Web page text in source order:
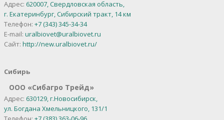
Адрес: 620007, Свердловская область,
г. Екатеринбург,Сибирский тракт, 14 км
Телефон: +7 (343) 345-34-34
E-mail: uralbiovet@uralbiovet.ru
Сайт: http://new.uralbiovet.ru/
Сибирь
OOO «Сибагро Трейд»
Адрес: 630129, г.Новосибирск,
ул. Богдана Хмельницкого, 131/1